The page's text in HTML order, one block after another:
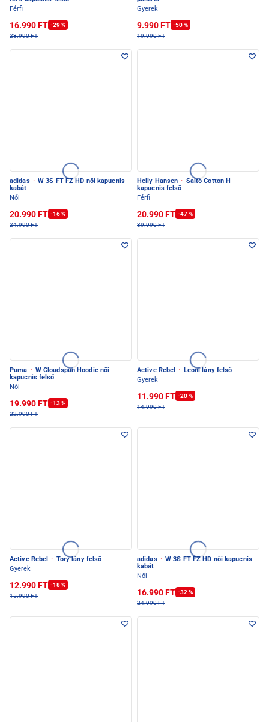
Férfi
16.990 FT -29 %
23.990 FT
Gyerek
9.990 FT -50 %
19.990 FT
adidas · W 3S FT FZ HD női kapucnis
kabát
Női
20.990 FT -16 %
24.990 FT
Helly Hansen · Salto Cotton H
kapucnis felső
Férfi
20.990 FT -47 %
39.990 FT
Puma · W Cloudspun Hoodie női
kapucnis felső
Női
19.990 FT -13 %
22.990 FT
Active Rebel ·
Leoni lány felső
Gyerek
11.990 FT -20 %
14.990 FT
Active Rebel · Tory lány felső
Gyerek
12.990 FT -18 %
15.990 FT
adidas · W 3S FT FZ HD női kapucnis
kabát
Női
16.990 FT -32 %
24.990 FT